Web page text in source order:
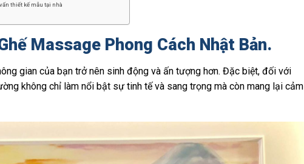
thiết kế mẫu tại nhà
Massage Phong Cách Nhật Bản.
gian của bạn trở nên sinh động và ấn tượng hơn. Đặc biệt, đối với
không chỉ làm nổi bật sự tinh tế và sang trọng mà còn mang lại cảm